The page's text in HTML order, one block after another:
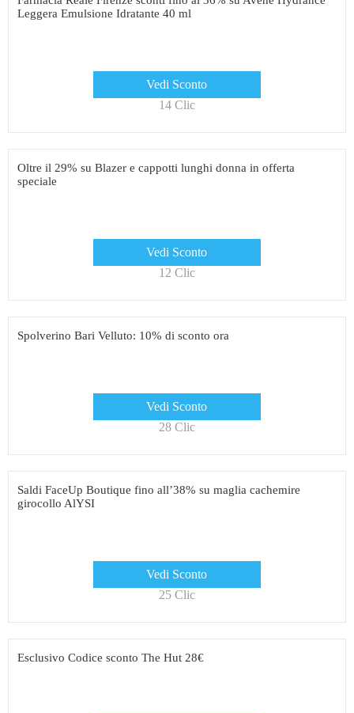
Leggera Emulsione Idratante 40 ml
Vedi Sconto
14 Clic
Oltre il 29% su Blazer e cappotti lunghi donna in offerta
speciale
Vedi Sconto
12 Clic
Spolverino Bari Velluto: 10% di sconto ora
Vedi Sconto
28 Clic
Saldi FaceUp Boutique fino all’38% su maglia cachemire
girocollo AlYSI
Vedi Sconto
25 Clic
Esclusivo Codice sconto The Hut 28€